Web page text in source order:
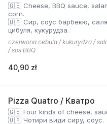
🇬🇧 Cheese, BBQ sauce,
corn.
🇺🇦 Сир, соус барбекю,
цибуля, кукурудза.
czerwona cebula / kukurydza /
/ sos BBQ
40,90 zł
Pizza Quatro / Кватро
🇬🇧 Four kinds of cheese,
🇺🇦 Чотири види сиру, соус.